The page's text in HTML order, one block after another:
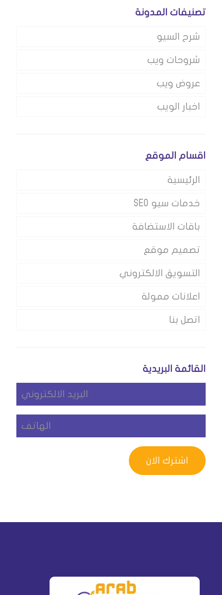
تصنيفات المدونة
شرح السيو
شروحات ويب
عروض ويب
اخبار الويب
اقسام الموقع
الرئيسية
خدمات سيو SEO
باقات الاستضافة
تصميم موقع
التسويق الالكتروني
اعلانات ممولة
اتصل بنا
القائمة البريدية